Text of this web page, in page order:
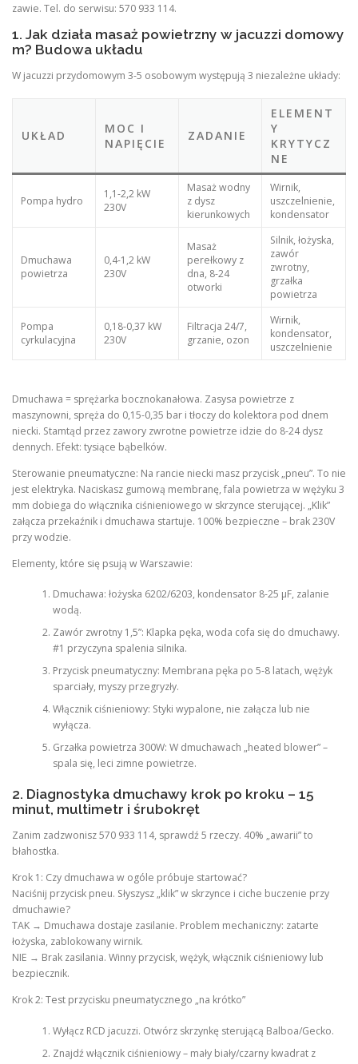
zawie. Tel. do serwisu: 570 933 114.
1. Jak działa masaż powietrzny w jacuzzi domowy
m? Budowa układu
W jacuzzi przydomowym 3-5 osobowym występują 3 niezależne układy:
UKŁAD
MOC I
NAPIĘCIE
ZADANIE
ELEMENT
Y
KRYTYCZ
NE
Pompa hydro
1,1-2,2 kW
230V
Masaż wodny
z dysz
kierunkowych
Wirnik,
uszczelnienie,
kondensator
Dmuchawa
powietrza
0,4-1,2 kW
230V
Masaż
perełkowy z
dna, 8-24
otworki
Silnik, łożyska,
zawór
zwrotny,
grzałka
powietrza
Pompa
cyrkulacyjna
0,18-0,37 kW
230V
Filtracja 24/7,
grzanie, ozon
Wirnik,
kondensator,
uszczelnienie
Dmuchawa = sprężarka bocznokanałowa. Zasysa powietrze z
maszynowni, spręża do 0,15-0,35 bar i tłoczy do kolektora pod dnem
niecki. Stamtąd przez zawory zwrotne powietrze idzie do 8-24 dysz
dennych. Efekt: tysiące bąbelków.
Sterowanie pneumatyczne: Na rancie niecki masz przycisk „pneu”. To nie
jest elektryka. Naciskasz gumową membranę, fala powietrza w wężyku 3
mm dobiega do włącznika ciśnieniowego w skrzynce sterującej. „Klik”
załącza przekaźnik i dmuchawa startuje. 100% bezpieczne – brak 230V
przy wodzie.
Elementy, które się psują w Warszawie:
Dmuchawa: łożyska 6202/6203, kondensator 8-25 µF, zalanie
wodą.
Zawór zwrotny 1,5”: Klapka pęka, woda cofa się do dmuchawy.
#1 przyczyna spalenia silnika.
Przycisk pneumatyczny: Membrana pęka po 5-8 latach, wężyk
sparciały, myszy przegryzły.
Włącznik ciśnieniowy: Styki wypalone, nie załącza lub nie
wyłącza.
Grzałka powietrza 300W: W dmuchawach „heated blower” –
spala się, leci zimne powietrze.
2. Diagnostyka dmuchawy krok po kroku – 15
minut, multimetr i śrubokręt
Zanim zadzwonisz 570 933 114, sprawdź 5 rzeczy. 40% „awarii” to
błahostka.
Krok 1: Czy dmuchawa w ogóle próbuje startować?
Naciśnij przycisk pneu. Słyszysz „klik” w skrzynce i ciche buczenie przy
dmuchawie?
TAK → Dmuchawa dostaje zasilanie. Problem mechaniczny: zatarte
łożyska, zablokowany wirnik.
NIE → Brak zasilania. Winny przycisk, wężyk, włącznik ciśnieniowy lub
bezpiecznik.
Krok 2: Test przycisku pneumatycznego „na krótko”
Wyłącz RCD jacuzzi. Otwórz skrzynkę sterującą Balboa/Gecko.
Znajdź włącznik ciśnieniowy – mały biały/czarny kwadrat z